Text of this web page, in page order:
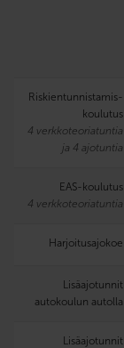
Riskien­tunnistamis­
koulutus
4 verkkoteoriatuntia
ja 4 ajotuntia
EAS-koulutus
4 verkkoteoriatuntia
Harjoitus­ajokoe
Lisäajotunnit
autokoulun autolla
Lisäajotunnit